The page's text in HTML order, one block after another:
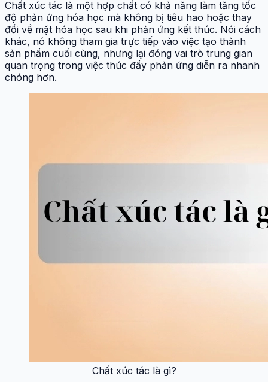
Chất xúc tác là một hợp chất có khả năng làm tăng tốc
độ phản ứng hóa học mà không bị tiêu hao hoặc thay
đổi về mặt hóa học sau khi phản ứng kết thúc. Nói cách
khác, nó không tham gia trực tiếp vào việc tạo thành
sản phẩm cuối cùng, nhưng lại đóng vai trò trung gian
quan trọng trong việc thúc đẩy phản ứng diễn ra nhanh
chóng hơn.
Chất xúc tác là gì?